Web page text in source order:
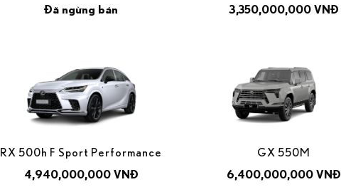
Đã ngừng bán 3,350,000,000 VNĐ
RX 500h F Sport Performance
4,940,000,000 VNĐ
GX 550M
6,400,000,000 VNĐ